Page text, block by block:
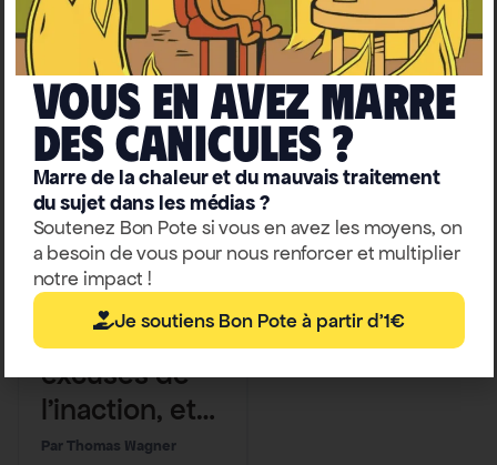
Climat : les 12
excuses de
l’inaction, et
comment y
Thomas Wagner
Vous en avez marre
deS caniculeS ?
Marre de la chaleur et du mauvais traitement
du sujet dans les médias ?
Soutenez Bon Pote si vous en avez les moyens, on
a besoin de vous pour nous renforcer et multiplier
notre impact !
Je soutiens Bon Pote à partir d'1€